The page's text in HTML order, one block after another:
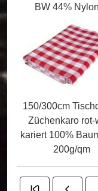
BW 44%
150/300cm
Züchenkaro rot-
kariert 100%
200g/qm